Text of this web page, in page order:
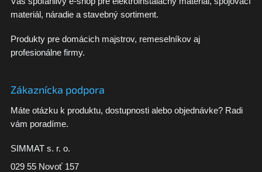
materiál, náradie a stavebný sortiment.
Produkty pre domácich majstrov, remeselníkov aj
profesionálne firmy.
Zákaznícka podpora
Máte otázku k produktu, dostupnosti alebo objednávke? Radi
vám poradíme.
SIMMAT s. r. o.
029 55 Novoť 157